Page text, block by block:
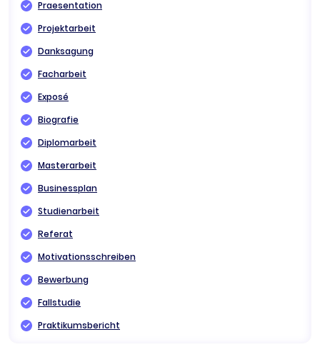
Praesentation
Projektarbeit
Danksagung
Facharbeit
Exposé
Biografie
Diplomarbeit
Masterarbeit
Businessplan
Studienarbeit
Referat
Motivationsschreiben
Bewerbung
Fallstudie
Praktikumsbericht